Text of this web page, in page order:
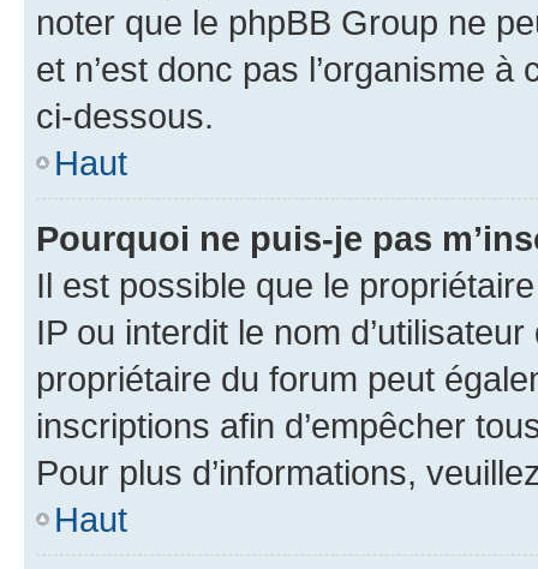
noter que le phpBB Group ne
et n’est donc pas l’organisme
ci-dessous.
Haut
Pourquoi ne puis-je pas
Il est possible que le
IP ou interdit le nom
propriétaire du forum peut
inscriptions afin d’empêcher
Pour plus d’informations,
Haut